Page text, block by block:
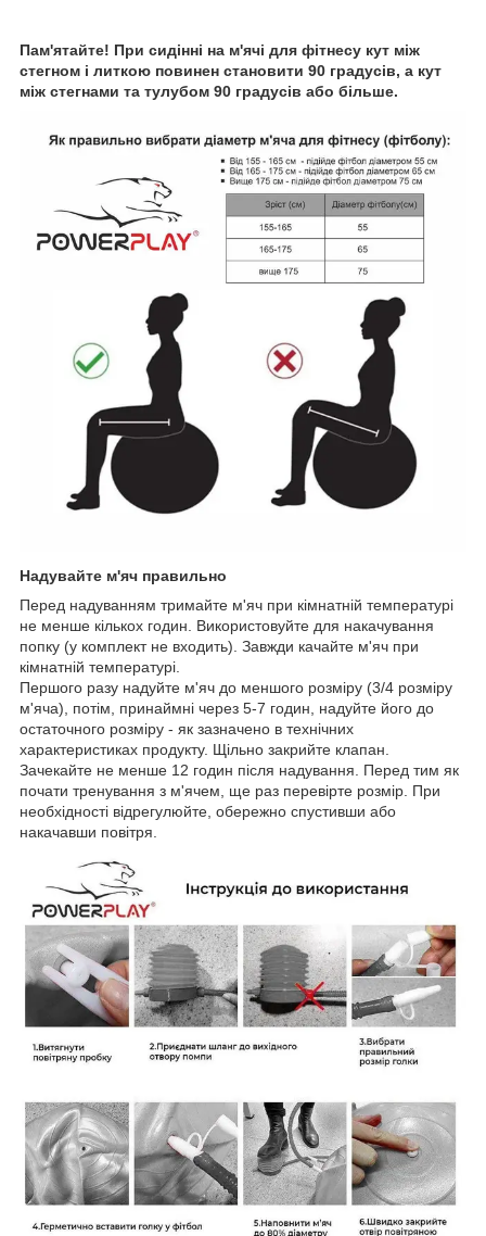
Пам'ятайте! При сидінні на м'ячі для фітнесу кут між
стегном і литкою повинен становити 90 градусів, а кут
між стегнами та тулубом 90 градусів або більше.
Надувайте м'яч правильно
Перед надуванням тримайте м'яч при кімнатній температурі
не менше кількох годин. Використовуйте для накачування
попку (у комплект не входить). Завжди качайте м'яч при
кімнатній температурі.
Першого разу надуйте м'яч до меншого розміру (3/4 розміру
м'яча), потім, принаймні через 5-7 годин, надуйте його до
остаточного розміру - як зазначено в технічних
характеристиках продукту. Щільно закрийте клапан.
Зачекайте не менше 12 годин після надування. Перед тим як
почати тренування з м'ячем, ще раз перевірте розмір. При
необхідності відрегулюйте, обережно спустивши або
накачавши повітря.